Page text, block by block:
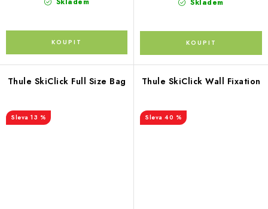
Skladem
Thule SkiClick Full Size Bag
13 %
Thule SkiClick Wall Fixation
40 %